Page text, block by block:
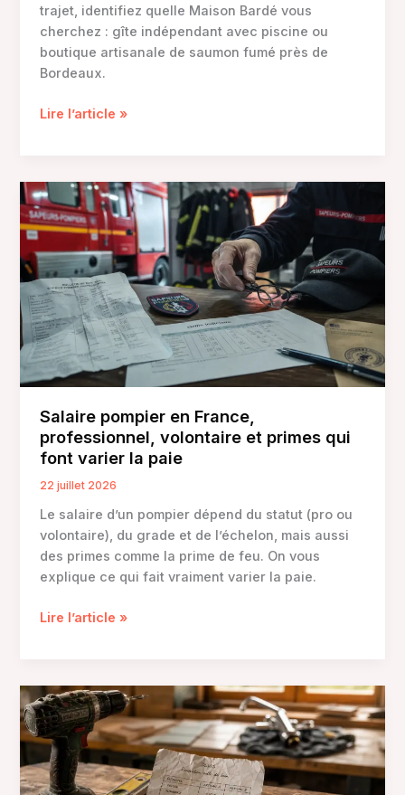
trajet, identifiez quelle Maison Bardé vous
cherchez : gîte indépendant avec piscine ou
boutique artisanale de saumon fumé près de
Bordeaux.
Maison
saumon
fumé
identifiez
la
bonne
adresse
avant
de
réserver
Lire l’article »
Salaire pompier en France,
professionnel, volontaire et primes qui
font varier la paie
22 juillet 2026
Le salaire d’un pompier dépend du statut (pro ou
volontaire), du grade et de l’échelon, mais aussi
des primes comme la prime de feu. On vous
explique ce qui fait vraiment varier la paie.
Salaire
professionnel,
volontaire
et
primes
qui
Lire l’article »